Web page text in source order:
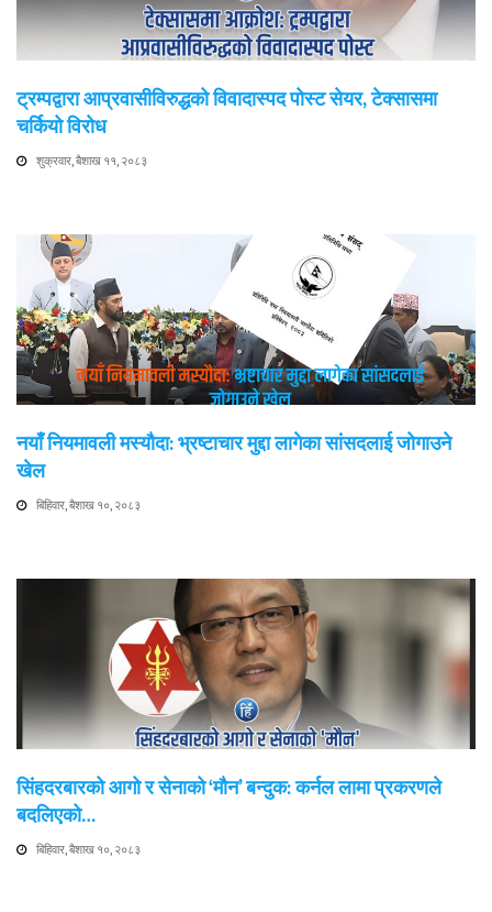
ट्रम्पद्वारा आप्रवासीविरुद्धको विवादास्पद पोस्ट सेयर, टेक्सासमा
चर्कियो विरोध
शुक्रवार, बैशाख ११, २०८३
नयाँ नियमावली मस्यौदा: भ्रष्टाचार मुद्दा लागेका सांसदलाई जोगाउने
खेल
बिहिवार, बैशाख १०, २०८३
सिंहदरबारको आगो र सेनाको ‘मौन’ बन्दुक: कर्नल लामा प्रकरणले
बदलिएको…
बिहिवार, बैशाख १०, २०८३